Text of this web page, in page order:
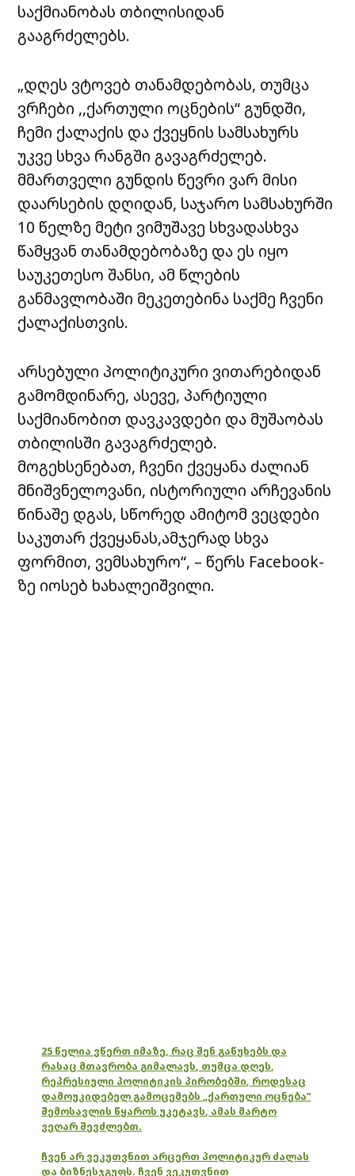
საქმიანობას თბილისიდან
გააგრძელებს.
„დღეს ვტოვებ თანამდებობას, თუმცა
ვრჩები ,,ქართული ოცნების“ გუნდში,
ჩემი ქალაქის და ქვეყნის სამსახურს
უკვე სხვა რანგში გავაგრძელებ.
მმართველი გუნდის წევრი ვარ მისი
დაარსების დღიდან, საჯარო სამსახურში
10 წელზე მეტი ვიმუშავე სხვადასხვა
წამყვან თანამდებობაზე და ეს იყო
საუკეთესო შანსი, ამ წლების
განმავლობაში მეკეთებინა საქმე ჩვენი
ქალაქისთვის.
არსებული პოლიტიკური ვითარებიდან
გამომდინარე, ასევე, პარტიული
საქმიანობით დავკავდები და მუშაობას
თბილისში გავაგრძელებ.
მოგეხსენებათ, ჩვენი ქვეყანა ძალიან
მნიშვნელოვანი, ისტორიული არჩევანის
წინაშე დგას, სწორედ ამიტომ ვეცდები
საკუთარ ქვეყანას,ამჯერად სხვა
ფორმით, ვემსახურო“, – წერს Facebook-
ზე იოსებ ხახალეიშვილი.
25 წელია ვწერთ იმაზე, რაც შენ გაწუხებს და
რასაც მთავრობა გიმალავს, თუმცა დღეს,
რეპრესიული პოლიტიკის პირობებში, როდესაც
დამოუკიდებელ გამოცემებს „ქართული ოცნება“
შემოსავლის წყაროს უკეტავს, ამას მარტო
ვეღარ შევძლებთ.
ჩვენ არ ვეკუთვნით არცერთ პოლიტიკურ ძალას
და ბიზნესჯგუფს. ჩვენ ვეკუთვნით